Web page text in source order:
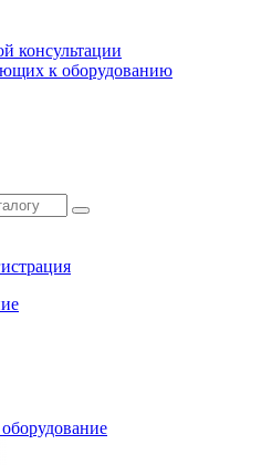
консультации
к оборудованию